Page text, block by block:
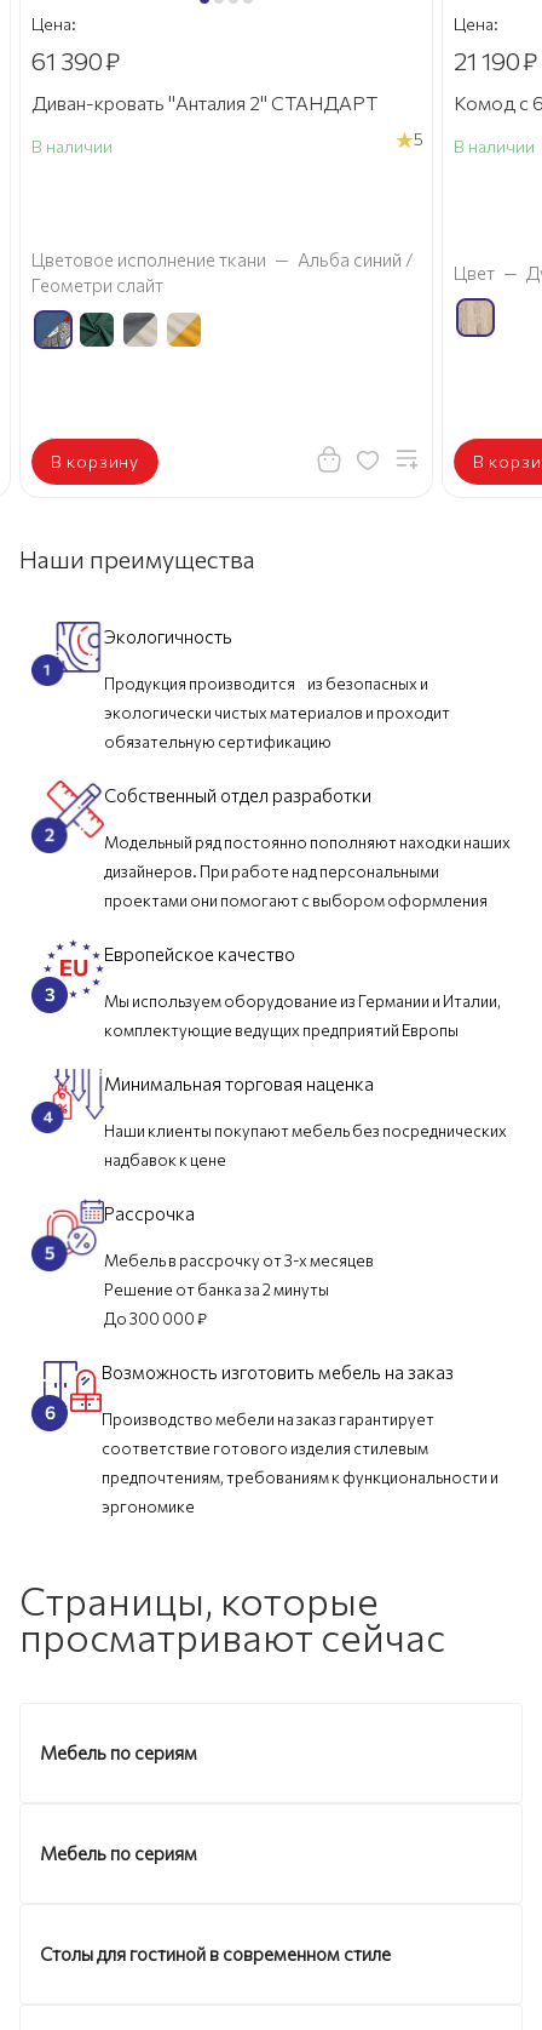
Цена:
61 390₽
Диван-кровать "Анталия 2" СТАНДАРТ
В наличии 5
Цветовое исполнение ткани — Альба синий /
Геометри слайт
В корзину
Цена:
21 190₽
Комод с
В наличии
Цвет —
В
Наши преимущества
Экологичность
Продукция производится из безопасных и
экологически чистых материалов и проходит
обязательную сертификацию
Собственный отдел разработки
Модельный ряд постоянно пополняют находки наших
дизайнеров. При работе над персональными
проектами они помогают с выбором оформления
Европейское качество
Мы используем оборудование из Германии и Италии,
комплектующие ведущих предприятий Европы
Минимальная торговая наценка
Наши клиенты покупают мебель без посреднических
надбавок к цене
Рассрочка
Мебель в рассрочку от 3-х месяцев
Решение от банка за 2 минуты
До 300 000 ₽
Возможность изготовить мебель на заказ
Производство мебели на заказ гарантирует
соответствие готового изделия стилевым
предпочтениям, требованиям к функциональности и
эргономике
Страницы, которые
просматривают сейчас
Мебель по сериям
Мебель по сериям
Столы для гостиной в современном стиле